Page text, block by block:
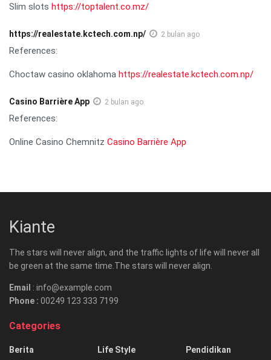
Slim slots https://toptalent.co.mz/
https://realestate.kctech.com.np/ 2 bulan ago
References:
Choctaw casino oklahoma https://realestate.kctech.com.np/
Casino Barrière App 2 bulan ago
References:
Online Casino Chemnitz Casino Barrière App
Kiante
The stars will never align, and the traffic lights of life will never all
be green at the same time.The stars will never align.
Email : info@example.com
Phone : 00249 123 333 7199
Categories
Berita
Life Style
Pendidikan